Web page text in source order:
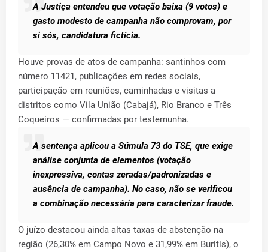
A Justiça entendeu que votação baixa (9 votos) e
gasto modesto de campanha não comprovam, por
si sós, candidatura fictícia.
Houve provas de atos de campanha: santinhos com
número 11421, publicações em redes sociais,
participação em reuniões, caminhadas e visitas a
distritos como Vila União (Cabajá), Rio Branco e Três
Coqueiros — confirmadas por testemunha.
A sentença aplicou a Súmula 73 do TSE, que exige
análise conjunta de elementos (votação
inexpressiva, contas zeradas/padronizadas e
ausência de campanha). No caso, não se verificou
a combinação necessária para caracterizar fraude.
O juízo destacou ainda altas taxas de abstenção na
região (26,30% em Campo Novo e 31,99% em Buritis), o